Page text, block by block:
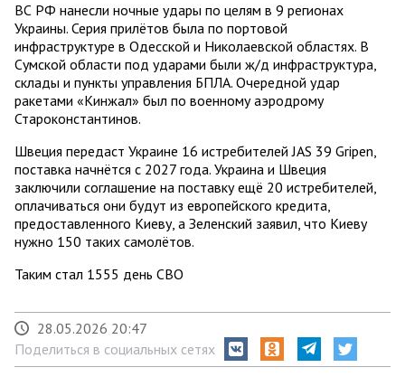
ВС РФ нанесли ночные удары по целям в 9 регионах
Украины. Серия прилётов была по портовой
инфраструктуре в Одесской и Николаевской областях. В
Сумской области под ударами были ж/д инфраструктура,
склады и пункты управления БПЛА. Очередной удар
ракетами «Кинжал» был по военному аэродрому
Староконстантинов.
Швеция передаст Украине 16 истребителей JAS 39 Gripen,
поставка начнётся с 2027 года. Украина и Швеция
заключили соглашение на поставку ещё 20 истребителей,
оплачиваться они будут из европейского кредита,
предоставленного Киеву, а Зеленский заявил, что Киеву
нужно 150 таких самолётов.
Таким стал 1555 день СВО
28.05.2026 20:47
Поделиться в социальных сетях